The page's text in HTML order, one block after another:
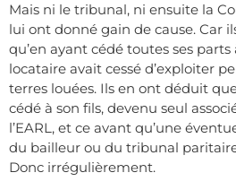
Mais ni le tribunal, ni ensuite la
lui ont donné gain de cause. Car
qu’en ayant cédé toutes ses parts
locataire avait cessé d’exploiter
terres louées. Ils en ont déduit
cédé à son fils, devenu seul
l’EARL, et ce avant qu’une
du bailleur ou du tribunal
Donc irrégulièrement.